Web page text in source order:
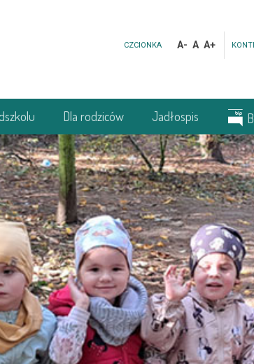
CZCIONKA A- A A+
Dla rodziców Jadłospis